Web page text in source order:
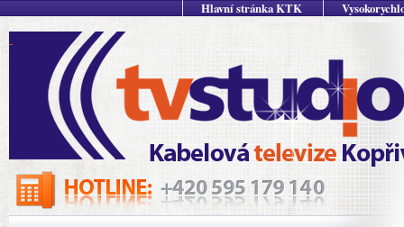
Hlavní stránka KTK